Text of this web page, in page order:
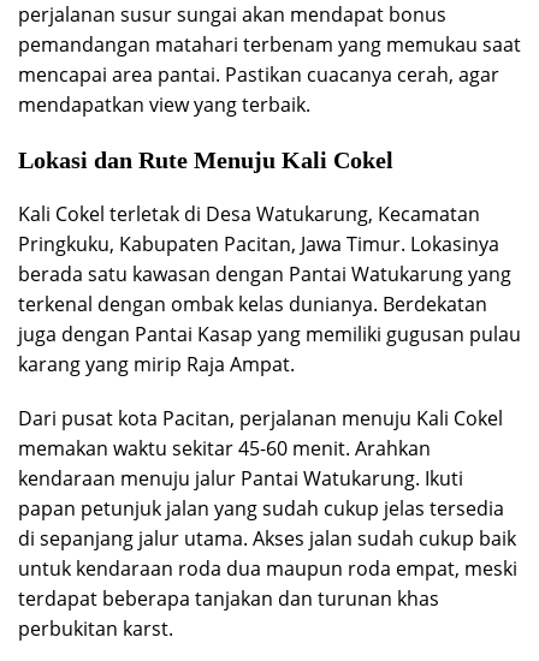
perjalanan susur sungai akan mendapat bonus
pemandangan matahari terbenam yang memukau saat
mencapai area pantai. Pastikan cuacanya cerah, agar
mendapatkan view yang terbaik.
Lokasi dan Rute Menuju Kali Cokel
Kali Cokel terletak di Desa Watukarung, Kecamatan
Pringkuku, Kabupaten Pacitan, Jawa Timur. Lokasinya
berada satu kawasan dengan Pantai Watukarung yang
terkenal dengan ombak kelas dunianya. Berdekatan
juga dengan Pantai Kasap yang memiliki gugusan pulau
karang yang mirip Raja Ampat.
Dari pusat kota Pacitan, perjalanan menuju Kali Cokel
memakan waktu sekitar 45-60 menit. Arahkan
kendaraan menuju jalur Pantai Watukarung. Ikuti
papan petunjuk jalan yang sudah cukup jelas tersedia
di sepanjang jalur utama. Akses jalan sudah cukup baik
untuk kendaraan roda dua maupun roda empat, meski
terdapat beberapa tanjakan dan turunan khas
perbukitan karst.